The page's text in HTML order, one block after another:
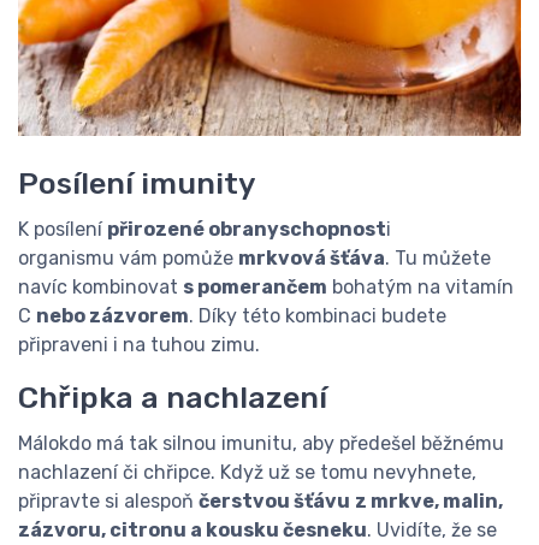
Posílení imunity
K posílení přirozené obranyschopnosti
organismu vám pomůže mrkvová šťáva. Tu můžete
navíc kombinovat s pomerančem bohatým na vitamín
C nebo zázvorem. Díky této kombinaci budete
připraveni i na tuhou zimu.
Chřipka a nachlazení
Málokdo má tak silnou imunitu, aby předešel běžnému
nachlazení či chřipce. Když už se tomu nevyhnete,
připravte si alespoň čerstvou šťávu z mrkve, malin,
zázvoru, citronu a kousku česneku. Uvidíte, že se